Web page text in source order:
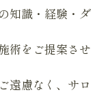
知識・経験・ダ
術をご提案させ
遠慮なく、サロ